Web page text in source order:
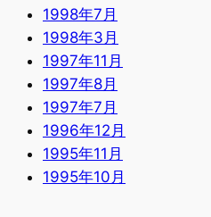
1998年7月
1998年3月
1997年11月
1997年8月
1997年7月
1996年12月
1995年11月
1995年10月